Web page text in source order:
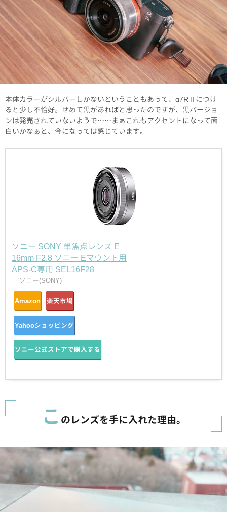
本体カラーがシルバーしかないということもあって、α7RⅡにつけ
ると少し不恰好。せめて黒があればと思ったのですが、黒バージョ
ンは発売されていないようで……まぁこれもアクセントになって面
白いかなぁと、今になっては感じています。
ソニー SONY 単焦点レンズ E
16mm F2.8 ソニー Eマウント用
APS-C専用 SEL16F28
ソニー(SONY)
Amazon 楽天市場
Yahooショッピング
ソニー公式ストアで購入する
こ のレンズを手に入れた理由。